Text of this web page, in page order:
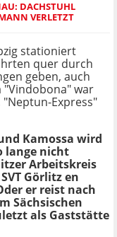
DACHSTUHL
VERLETZT
stationiert
quer durch
geben, auch
"Vindobona" war
"Neptun-Express"
Kamossa wird
lange nicht
Arbeitskreis
Görlitz en
er reist nach
Sächsischen
als Gaststätte